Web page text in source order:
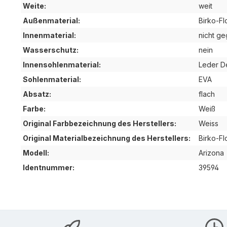
Weite:
weit
Außenmaterial:
Birko-
Innenmaterial:
nicht
Wasserschutz:
nein
Innensohlenmaterial:
Leder
Sohlenmaterial:
EVA
Absatz:
flach
Farbe:
Weiß
Original Farbbezeichnung des Herstellers:
Weiss
Original Materialbezeichnung des Herstellers:
Birko-
Modell:
Arizona
Identnummer:
39594